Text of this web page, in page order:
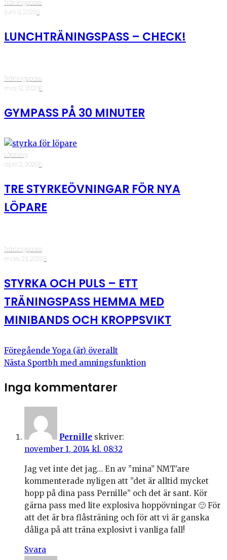
Träningspass
·juni 9, 2020·3
LUNCHTRÄNINGSPASS – CHECK!
Träningspass
·maj 12, 2020·8
GYMPASS PÅ 30 MINUTER
Löpning
·april 2, 2020·5
TRE STYRKEÖVNINGAR FÖR NYA
LÖPARE
Träningspass
·mars 23, 2020·3
STYRKA OCH PULS – ETT
TRÄNINGSPASS HEMMA MED
MINIBANDS OCH KROPPSVIKT
Föregående Yoga (är) överallt
Nästa Sportbh med amningsfunktion
Inga kommentarer
Pernille skriver:
november 1, 2014 kl. 08:32
Jag vet inte det jag… En av ”mina” NMT’are
kommenterade nyligen att ”det är alltid mycket
hopp på dina pass Pernille” och det är sant. Kör
gärna pass med lite explosiva hoppövningar 🙂 För
att det är bra flåsträning och för att vi är ganska
dåliga på att träna explosivt i vanliga fall!
Svara